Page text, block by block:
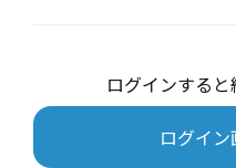
ログインする
ログイ